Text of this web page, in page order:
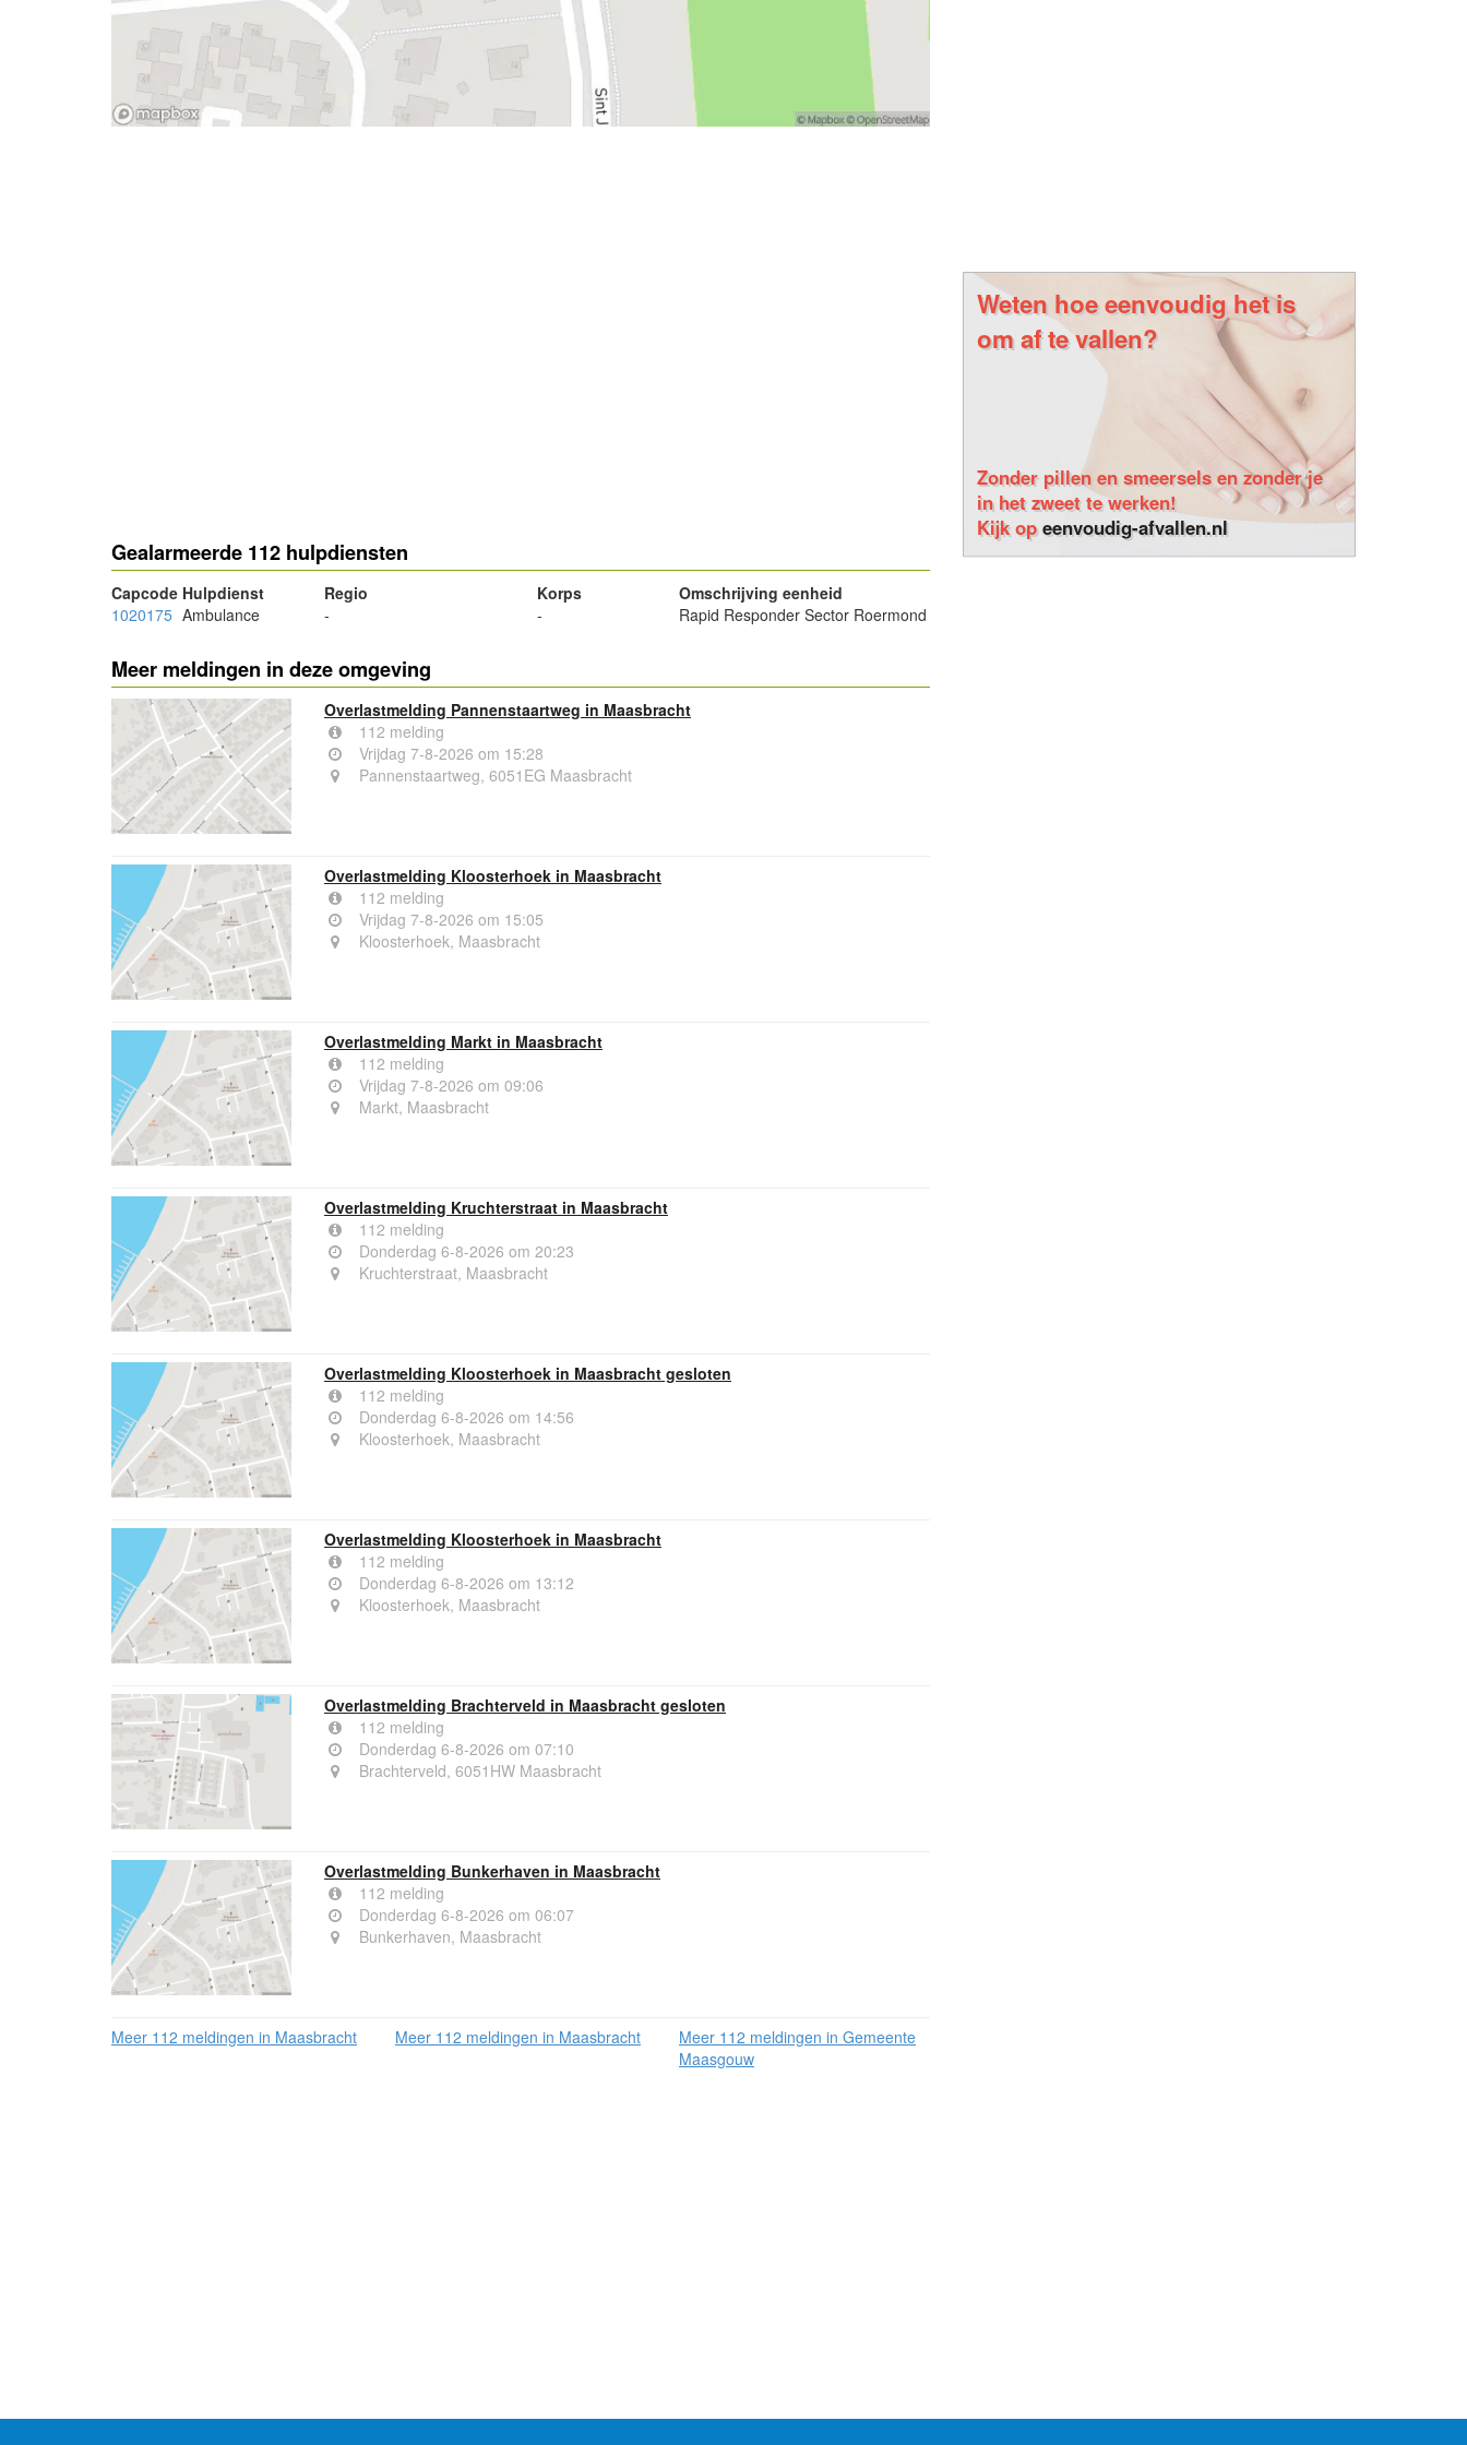
Gealarmeerde 112 hulpdiensten
Capcode Hulpdienst Regio Korps
Omschrijving eenheid
1020175 Ambulance - - Rapid Responder Sector Roermond
Meer meldingen in deze omgeving
Overlastmelding Pannenstaartweg in Maasbracht
112 melding
Vrijdag 7-8-2026 om 15:28
Pannenstaartweg, 6051EG Maasbracht
Overlastmelding Kloosterhoek in Maasbracht
112 melding
Vrijdag 7-8-2026 om 15:05
Kloosterhoek, Maasbracht
Overlastmelding Markt in Maasbracht
112 melding
Vrijdag 7-8-2026 om 09:06
Markt, Maasbracht
Overlastmelding Kruchterstraat in Maasbracht
112 melding
Donderdag 6-8-2026 om 20:23
Kruchterstraat, Maasbracht
Overlastmelding Kloosterhoek in Maasbracht gesloten
112 melding
Donderdag 6-8-2026 om 14:56
Kloosterhoek, Maasbracht
Overlastmelding Kloosterhoek in Maasbracht
112 melding
Donderdag 6-8-2026 om 13:12
Kloosterhoek, Maasbracht
Overlastmelding Brachterveld in Maasbracht gesloten
112 melding
Donderdag 6-8-2026 om 07:10
Brachterveld, 6051HW Maasbracht
Overlastmelding Bunkerhaven in Maasbracht
112 melding
Donderdag 6-8-2026 om 06:07
Bunkerhaven, Maasbracht
Meer 112 meldingen in Maasbracht Meer 112 meldingen in Maasbracht
Meer 112 meldingen in Gemeente
Maasgouw
Weten hoe eenvoudig het is
om af te vallen?
Zonder pillen en smeersels en zonder je
in het zweet te werken!
Kijk opeenvoudig-afvallen.nl